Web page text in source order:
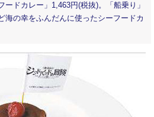
ードカレー」1,463円(税抜)。「船乗り」
海の幸をふんだんに使ったシーフードカ